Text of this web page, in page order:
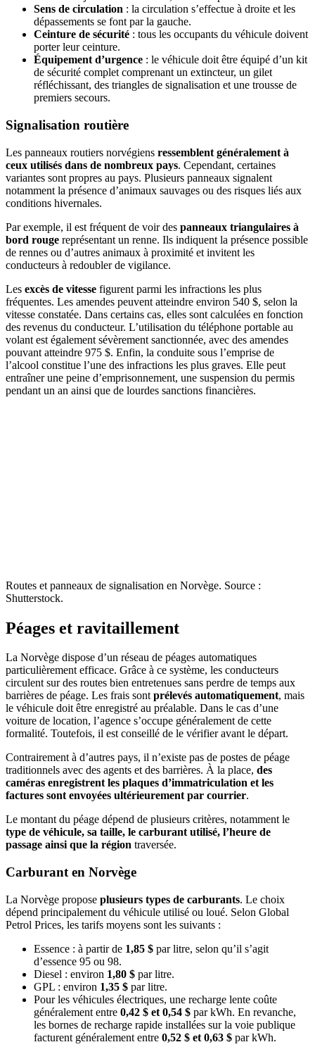
Sens de circulation : la circulation s’effectue à droite et les
dépassements se font par la gauche.
Ceinture de sécurité : tous les occupants du véhicule doivent
porter leur ceinture.
Équipement d’urgence : le véhicule doit être équipé d’un kit
de sécurité complet comprenant un extincteur, un gilet
réfléchissant, des triangles de signalisation et une trousse de
premiers secours.
Signalisation routière
Les panneaux routiers norvégiens ressemblent généralement à
ceux utilisés dans de nombreux pays. Cependant, certaines
variantes sont propres au pays. Plusieurs panneaux signalent
notamment la présence d’animaux sauvages ou des risques liés aux
conditions hivernales.
Par exemple, il est fréquent de voir des panneaux triangulaires à
bord rouge représentant un renne. Ils indiquent la présence possible
de rennes ou d’autres animaux à proximité et invitent les
conducteurs à redoubler de vigilance.
Les excès de vitesse figurent parmi les infractions les plus
fréquentes. Les amendes peuvent atteindre environ 540 $, selon la
vitesse constatée. Dans certains cas, elles sont calculées en fonction
des revenus du conducteur. L’utilisation du téléphone portable au
volant est également sévèrement sanctionnée, avec des amendes
pouvant atteindre 975 $. Enfin, la conduite sous l’emprise de
l’alcool constitue l’une des infractions les plus graves. Elle peut
entraîner une peine d’emprisonnement, une suspension du permis
pendant un an ainsi que de lourdes sanctions financières.
Routes et panneaux de signalisation en Norvège. Source :
Shutterstock.
Péages et ravitaillement
La Norvège dispose d’un réseau de péages automatiques
particulièrement efficace. Grâce à ce système, les conducteurs
circulent sur des routes bien entretenues sans perdre de temps aux
barrières de péage. Les frais sontprélevés automatiquement, mais
le véhicule doit être enregistré au préalable. Dans le cas d’une
voiture de location, l’agence s’occupe généralement de cette
formalité. Toutefois, il est conseillé de le vérifier avant le départ.
Contrairement à d’autres pays, il n’existe pas de postes de péage
traditionnels avec des agents et des barrières. À la place, des
caméras enregistrent les plaques d’immatriculation et les
factures sont envoyées ultérieurement par courrier.
Le montant du péage dépend de plusieurs critères, notamment le
type de véhicule, sa taille, le carburant utilisé, l’heure de
passage ainsi que la région traversée.
Carburant en Norvège
La Norvège propose plusieurs types de carburants. Le choix
dépend principalement du véhicule utilisé ou loué. Selon Global
Petrol Prices, les tarifs moyens sont les suivants :
Essence : à partir de 1,85 $ par litre, selon qu’il s’agit
d’essence 95 ou 98.
Diesel : environ 1,80 $ par litre.
GPL : environ 1,35 $ par litre.
Pour les véhicules électriques, une recharge lente coûte
généralement entre 0,42 $ et 0,54 $ par kWh. En revanche,
les bornes de recharge rapide installées sur la voie publique
facturent généralement entre 0,52 $ et 0,63 $ par kWh.